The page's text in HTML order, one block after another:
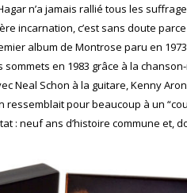
n’a jamais rallié tous les
incarnation, c’est sans doute
album de Montrose paru en
en 1983 grâce à la
Neal Schon à la guitare, Kenny
ressemblait pour beaucoup à un
: neuf ans d’histoire commune et,